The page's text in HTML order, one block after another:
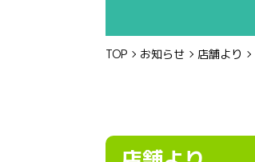
TOP お知らせ 店舗より